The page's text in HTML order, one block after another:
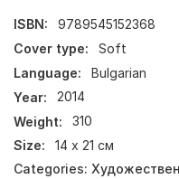
ISBN:
9789545152368
Cover type:
Soft
Language:
Bulgarian
Year:
2014
Weight:
310
Size:
14 х 21 см
Categories: